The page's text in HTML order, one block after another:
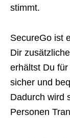
stimmt.
SecureGo ist
Dir
erhältst Du
sicher und
Dadurch wird
Personen